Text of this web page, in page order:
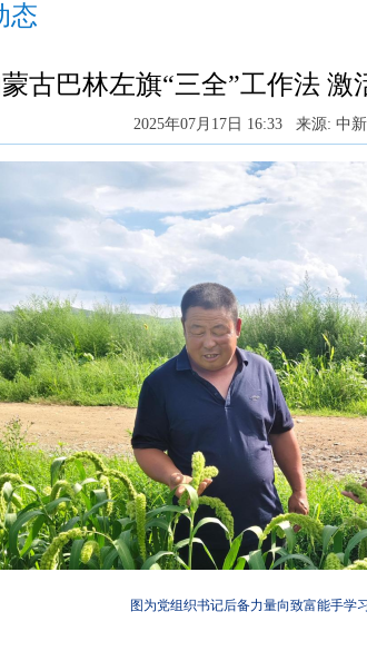
态
古巴林左旗“三全”工作法 激
2025年07月17日 16:33 来源: 中
图为党组织书记后备力量向致富能手学